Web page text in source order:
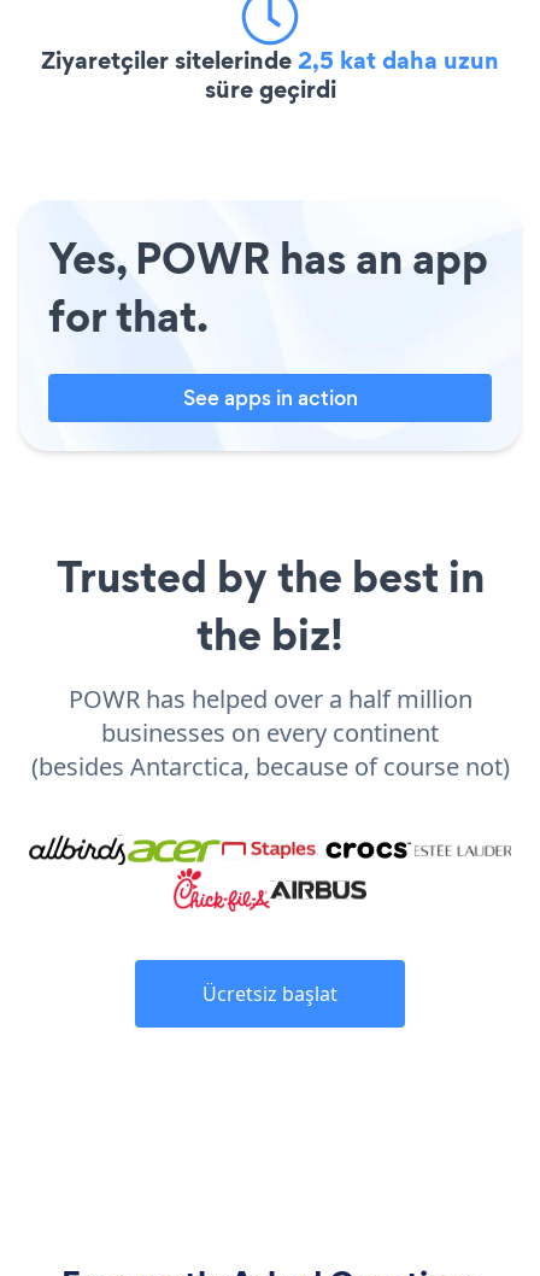
Ziyaretçiler sitelerinde2,5 kat daha uzun
süre geçirdi
Yes, POWR has an app
for that.
See apps in action
Trusted by the best in
the biz!
POWR has helped over a half million
businesses on every continent
(besides Antarctica, because of course not)
Ücretsiz başlat